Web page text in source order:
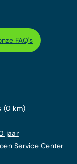
FAQ's
(0 km)
jaar
Service Center